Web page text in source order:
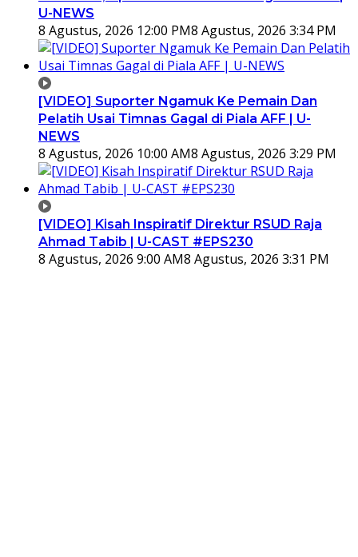
U-NEWS
8 Agustus, 2026 12:00 PM8 Agustus, 2026 3:34 PM
[VIDEO] Suporter Ngamuk Ke Pemain Dan
Pelatih Usai Timnas Gagal di Piala AFF | U-
NEWS
8 Agustus, 2026 10:00 AM8 Agustus, 2026 3:29 PM
[VIDEO] Kisah Inspiratif Direktur RSUD Raja
Ahmad Tabib | U-CAST #EPS230
8 Agustus, 2026 9:00 AM8 Agustus, 2026 3:31 PM